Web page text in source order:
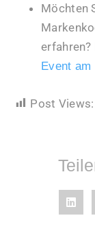
Möchten
erfahren?
Event am
Post Views: